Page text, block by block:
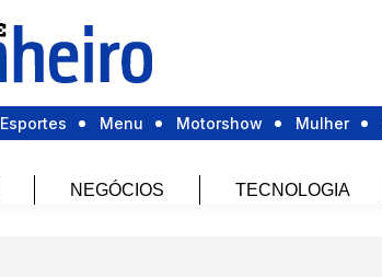
Esportes Menu Motorshow Mulher
NEGÓCIOS TECNOLOGIA